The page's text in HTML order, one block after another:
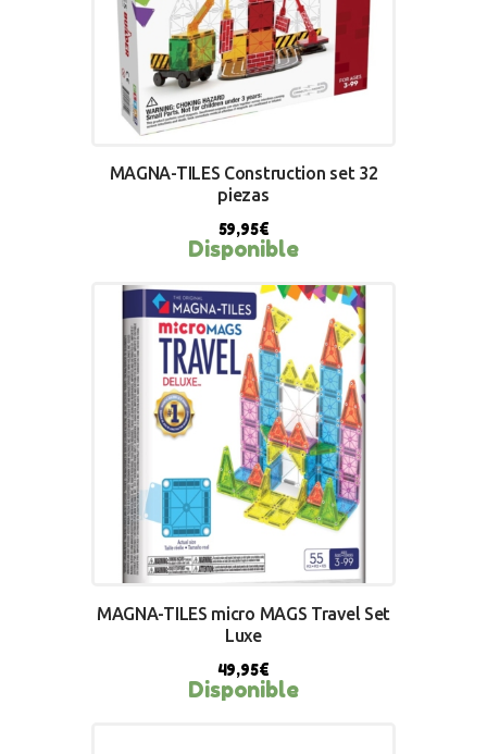
BUY NOW
MAGNA-TILES Construction set 32
piezas
59,95€
Disponible
MAGNA-TILES micro MAGS Travel Set
Luxe
49,95€
Disponible